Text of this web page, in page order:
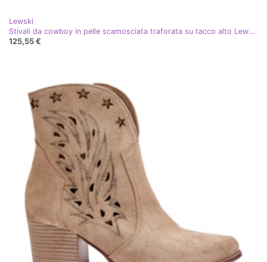
Lewski
Stivali da cowboy in pelle scamosciata traforata su tacco alto Lewski 3613 Cappuccino beige
125,55 €